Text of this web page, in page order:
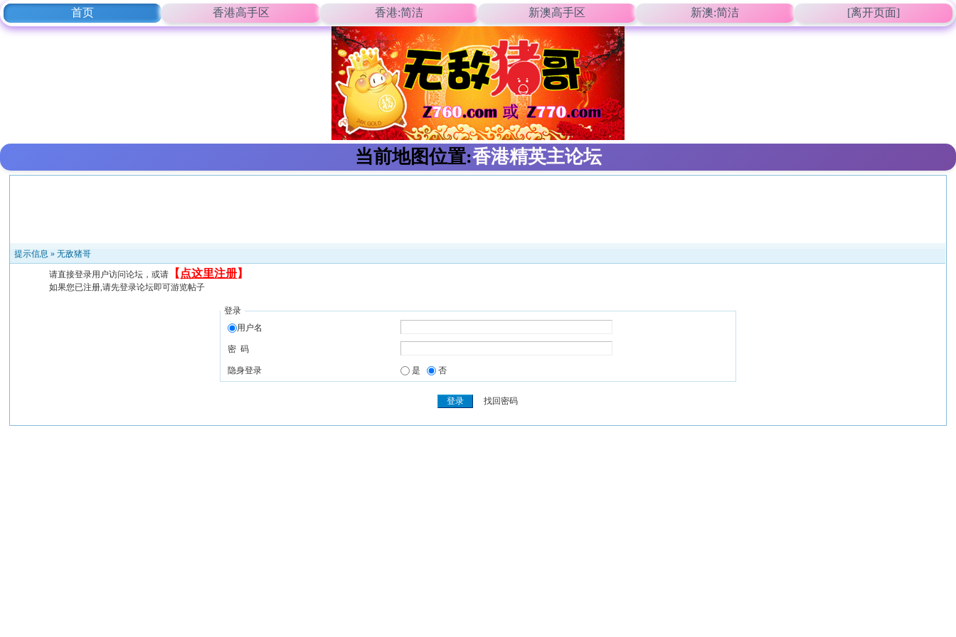
首页 香港高手区 香港:简洁 新澳高手区 新澳:简洁 [离开页面]
当前地图位置:香港精英主论坛
提示信息 »无敌猪哥
请直接登录用户访问论坛，或请 【 点这里注册】
如果您已注册,请先登录论坛即可游览帖子
登录
用户名
密 码
隐身登录 是 否
找回密码